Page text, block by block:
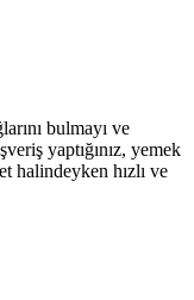
bulmayı ve
yaptığınız, yemek
halindeyken hızlı ve